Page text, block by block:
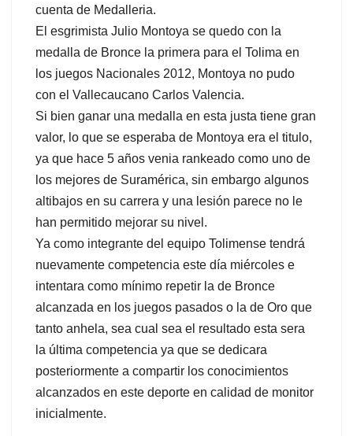
cuenta de Medalleria.
El esgrimista Julio Montoya se quedo con la
medalla de Bronce la primera para el Tolima en
los juegos Nacionales 2012, Montoya no pudo
con el Vallecaucano Carlos Valencia.
Si bien ganar una medalla en esta justa tiene gran
valor, lo que se esperaba de Montoya era el titulo,
ya que hace 5 años venia rankeado como uno de
los mejores de Suramérica, sin embargo algunos
altibajos en su carrera y una lesión parece no le
han permitido mejorar su nivel.
Ya como integrante del equipo Tolimense tendrá
nuevamente competencia este día miércoles e
intentara como mínimo repetir la de Bronce
alcanzada en los juegos pasados o la de Oro que
tanto anhela, sea cual sea el resultado esta sera
la última competencia ya que se dedicara
posteriormente a compartir los conocimientos
alcanzados en este deporte en calidad de monitor
inicialmente.